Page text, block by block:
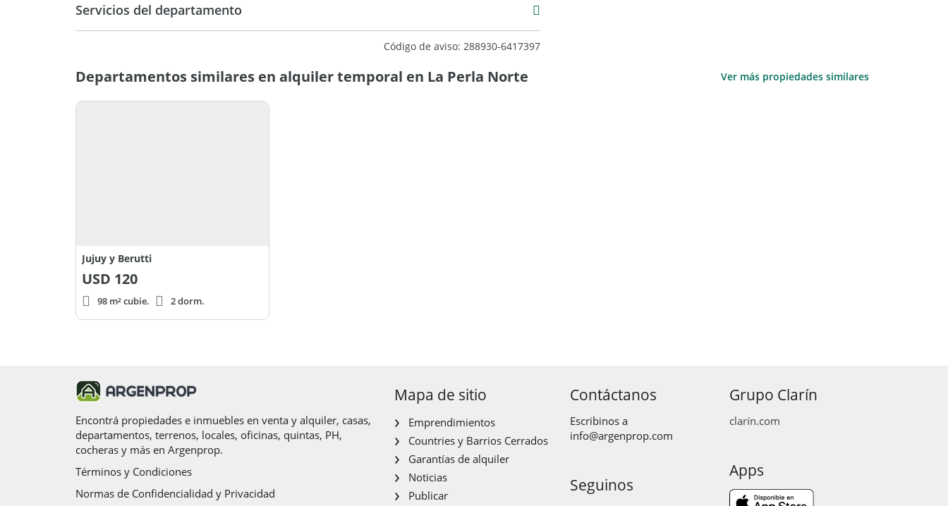
Servicios del departamento
Código de aviso: 288930-6417397
Departamentos similares en alquiler temporal en La Perla Norte Ver más propiedades similares
Jujuy y Berutti
USD 120
98 m² cubie. 2 dorm.
Encontrá propiedades e inmuebles en venta y alquiler, casas,
departamentos, terrenos, locales, oficinas, quintas, PH,
cocheras y más en Argenprop.
Términos y Condiciones
Normas de Confidencialidad y Privacidad
Mapa de sitio
Emprendimientos
Countries y Barrios Cerrados
Garantías de alquiler
Noticias
Publicar
Contáctanos
Escribinos a
info@argenprop.com
Seguinos
Grupo Clarín
clarín.com
Apps